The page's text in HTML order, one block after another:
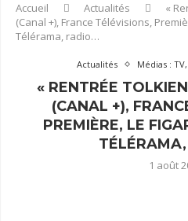
Accueil Actualités
«
(Canal +), France Télévisions,
Télérama, radio…
Actualités Médias :
« RENTRÉE
(CANAL +),
PREMIÈRE, LE
1 août